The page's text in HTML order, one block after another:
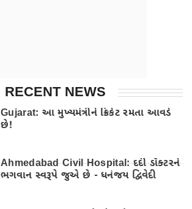
RECENT NEWS
Gujarat: આ મુખ્યમંત્રીને ક્રિકેટ રમતા આવડે
છે!
Ahmedabad Civil Hospital: દર્દી ડૉક્ટરને
ભગવાન સ્વરૂપે જુએ છે - ધનંજય દ્વિવેદી